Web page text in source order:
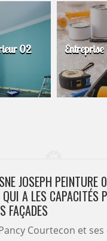
02
JOSEPH PEINTURE
QUI A LES CAPACITÉS
FAÇADES
Courtecon et